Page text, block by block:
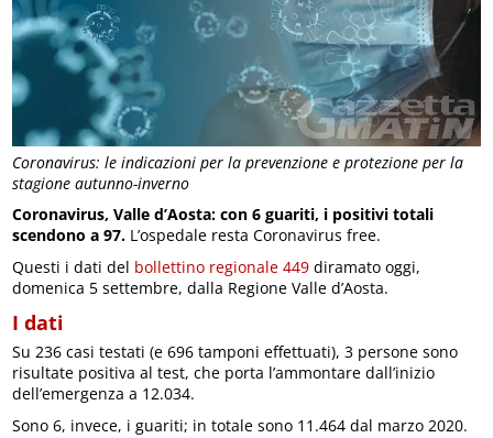
Coronavirus: le indicazioni per la prevenzione e protezione per la
stagione autunno-inverno
Coronavirus, Valle d’Aosta: con 6 guariti, i positivi totali
scendono a 97. L’ospedale resta Coronavirus free.
Questi i dati del bollettino regionale 449 diramato oggi,
domenica 5 settembre, dalla Regione Valle d’Aosta.
I dati
Su 236 casi testati (e 696 tamponi effettuati), 3 persone sono
risultate positiva al test, che porta l’ammontare dall’inizio
dell’emergenza a 12.034.
Sono 6, invece, i guariti; in totale sono 11.464 dal marzo 2020.